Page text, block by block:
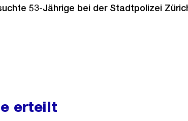
53-Jährige bei der Stadtpolizei
erteilt